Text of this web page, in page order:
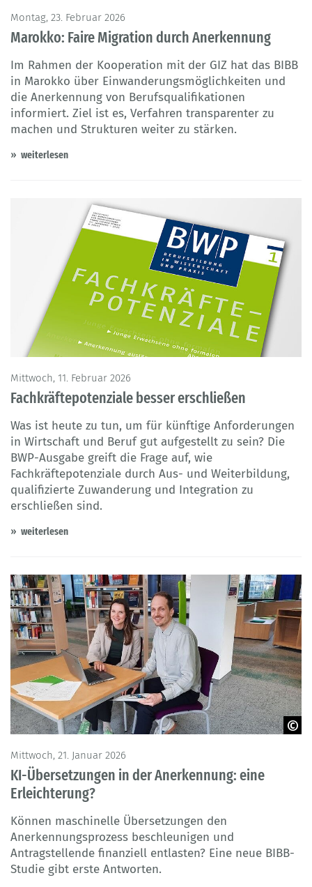
Montag, 23. Februar 2026
Marokko: Faire Migration durch Anerkennung
Im Rahmen der Kooperation mit der GIZ hat das BIBB
in Marokko über Einwanderungsmöglichkeiten und
die Anerkennung von Berufsqualifikationen
informiert. Ziel ist es, Verfahren transparenter zu
machen und Strukturen weiter zu stärken.
weiterlesen
Mittwoch, 11. Februar 2026
Fachkräftepotenziale besser erschließen
Was ist heute zu tun, um für künftige Anforderungen
in Wirtschaft und Beruf gut aufgestellt zu sein? Die
BWP-Ausgabe greift die Frage auf, wie
Fachkräftepotenziale durch Aus- und Weiterbildung,
qualifizierte Zuwanderung und Integration zu
erschließen sind.
weiterlesen
Mittwoch, 21. Januar 2026
KI-Übersetzungen in der Anerkennung: eine
Erleichterung?
Können maschinelle Übersetzungen den
Anerkennungsprozess beschleunigen und
Antragstellende finanziell entlasten? Eine neue BIBB-
Studie gibt erste Antworten.